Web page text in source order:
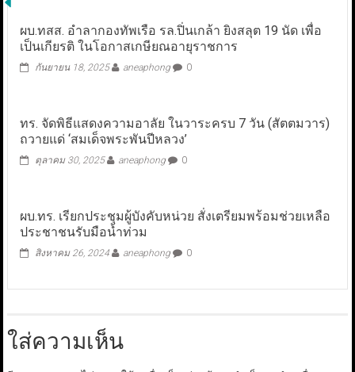
ผบ.ทสส. อำลากองทัพเรือ รล.ปิ่นเกล้า ยิงสลุต 19 นัด เพื่อ
เป็นเกียรติ ในโอกาสเกษียณอายุราชการ
กันยายน 18, 2025 aneaphong 0
ทร. จัดพิธีแสดงความอาลัย ในวาระครบ 7 วัน (สัตตมวาร)
ถวายแด่ ‘สมเด็จพระพันปีหลวง’
ตุลาคม 30, 2025 aneaphong 0
ผบ.ทร. เรียกประชุมผู้บังคับหน่วย สั่งเตรียมพร้อมช่วยเหลือ
ประชาชนรับมือน้ำท่วม
สิงหาคม 26, 2024 aneaphong 0
ใส่ความเห็น